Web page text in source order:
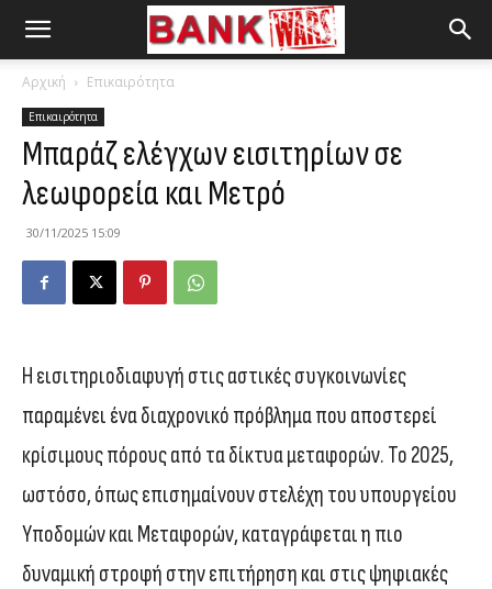
Αρχική Επικαιρότητα
Επικαιρότητα
Μπαράζ ελέγχων εισιτηρίων σε
λεωφορεία και Μετρό
30/11/2025 15:09
Η εισιτηριοδιαφυγή στις αστικές συγκοινωνίες
παραμένει ένα διαχρονικό πρόβλημα που αποστερεί
κρίσιμους πόρους από τα δίκτυα μεταφορών. Το 2025,
ωστόσο, όπως επισημαίνουν στελέχη του υπουργείου
Υποδομών και Μεταφορών, καταγράφεται η πιο
δυναμική στροφή στην επιτήρηση και στις ψηφιακές